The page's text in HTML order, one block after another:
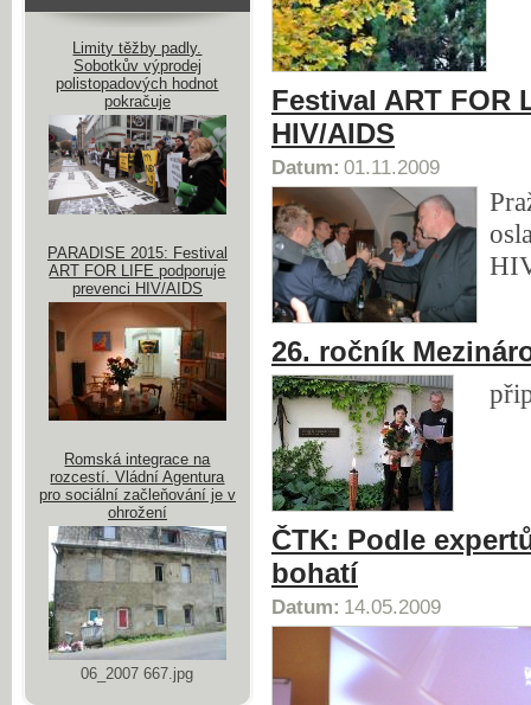
Festival ART FOR
HIV/AIDS
Datum: 01.11.2009
26. ročník
ČTK: Podle
bohatí
Datum: 14.05.2009
Limity těžby padly.
Sobotkův výprodej
polistopadových hodnot
pokračuje
PARADISE 2015: Festival
ART FOR LIFE podporuje
prevenci HIV/AIDS
Romská integrace na
rozcestí. Vládní Agentura
pro sociální začleňování je v
ohrožení
06_2007 667.jpg